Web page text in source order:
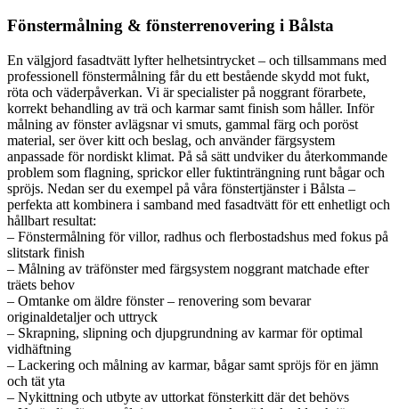
Fönstermålning & fönsterrenovering i Bålsta
En välgjord fasadtvätt lyfter helhetsintrycket – och tillsammans med
professionell fönstermålning får du ett bestående skydd mot fukt,
röta och väderpåverkan. Vi är specialister på noggrant förarbete,
korrekt behandling av trä och karmar samt finish som håller. Inför
målning av fönster avlägsnar vi smuts, gammal färg och poröst
material, ser över kitt och beslag, och använder färgsystem
anpassade för nordiskt klimat. På så sätt undviker du återkommande
problem som flagning, sprickor eller fuktinträngning runt bågar och
spröjs. Nedan ser du exempel på våra fönstertjänster i Bålsta –
perfekta att kombinera i samband med fasadtvätt för ett enhetligt och
hållbart resultat:
– Fönstermålning för villor, radhus och flerbostadshus med fokus på
slitstark finish
– Målning av träfönster med färgsystem noggrant matchade efter
träets behov
– Omtanke om äldre fönster – renovering som bevarar
originaldetaljer och uttryck
– Skrapning, slipning och djupgrundning av karmar för optimal
vidhäftning
– Lackering och målning av karmar, bågar samt spröjs för en jämn
och tät yta
– Nykittning och utbyte av uttorkat fönsterkitt där det behövs